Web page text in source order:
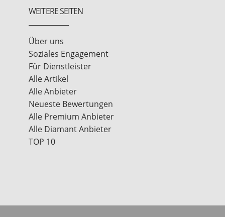
WEITERE SEITEN
Über uns
Soziales Engagement
Für Dienstleister
Alle Artikel
Alle Anbieter
Neueste Bewertungen
Alle Premium Anbieter
Alle Diamant Anbieter
TOP 10